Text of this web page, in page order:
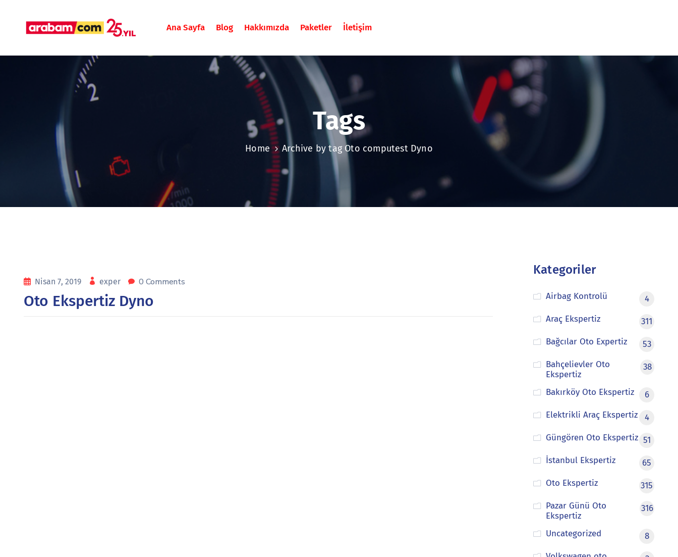
Ana Sayfa Blog Hakkımızda Paketler İletişim
Tags
Home Archive by tag Oto computest Dyno
Nisan 7, 2019 exper 0 Comments
Oto Ekspertiz Dyno
Kategoriler
Airbag Kontrolü
4
Araç Ekspertiz
311
Bağcılar Oto Expertiz
53
Bahçelievler Oto
Ekspertiz
38
Bakırköy Oto Ekspertiz
6
Elektrikli Araç Ekspertiz
4
Güngören Oto Ekspertiz 51
İstanbul Ekspertiz
65
Oto Ekspertiz
315
Pazar Günü Oto
Ekspertiz
316
Uncategorized
8